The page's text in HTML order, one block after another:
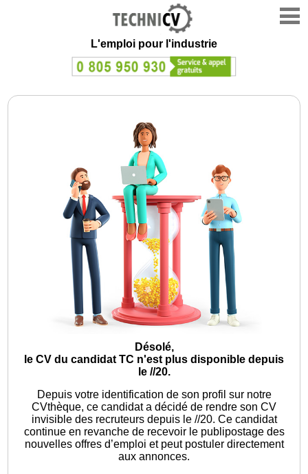
L'emploi pour l'industrie
Désolé,
le CV du candidat TC n'est plus disponible depuis
le //20.
Depuis votre identification de son profil sur notre
CVthèque, ce candidat a décidé de rendre son CV
invisible des recruteurs depuis le //20. Ce candidat
continue en revanche de recevoir le publipostage des
nouvelles offres d’emploi et peut postuler directement
aux annonces.